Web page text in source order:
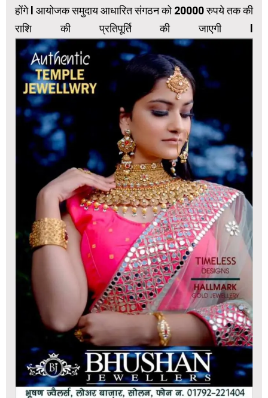
होंगे l आयोजक समुदाय आधारित संगठन को 20000 रुपये तक की
राशि की प्रतिपूर्ति की जाएगी l